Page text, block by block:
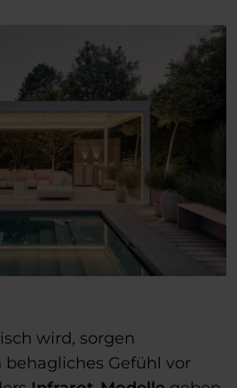
wird, sorgen
behagliches Gefühl vor